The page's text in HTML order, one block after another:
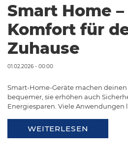
Smart Home
Komfort für
Zuhause
01.02.2026 - 00:00
Smart-Home-Geräte machen
bequemer, sie erhöhen auch
Energiesparen. Viele Anwendungen
WEITERLESEN